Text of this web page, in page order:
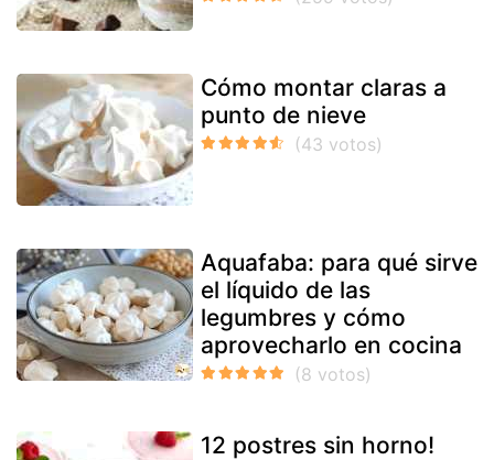
Cómo montar claras a
punto de nieve
Aquafaba: para qué sirve
el líquido de las
legumbres y cómo
aprovecharlo en cocina
12 postres sin horno!